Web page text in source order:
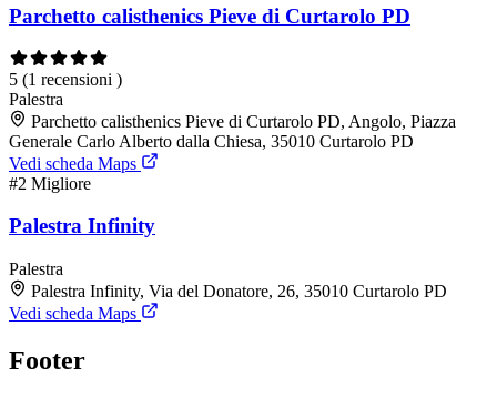
Parchetto calisthenics Pieve di Curtarolo PD
5 (1 recensioni )
Palestra
Parchetto calisthenics Pieve di Curtarolo PD, Angolo, Piazza
Generale Carlo Alberto dalla Chiesa, 35010 Curtarolo PD
Vedi scheda Maps
#2 Migliore
Palestra Infinity
Palestra
Palestra Infinity, Via del Donatore, 26, 35010 Curtarolo PD
Vedi scheda Maps
Footer